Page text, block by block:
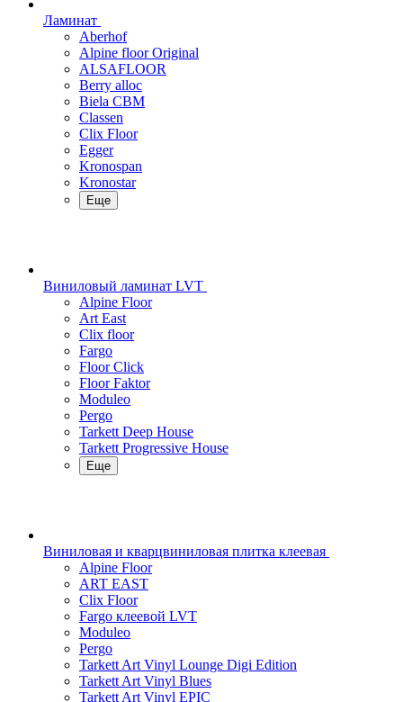
Ламинат
Aberhof
Alpine floor Original
ALSAFLOOR
Berry alloc
Biela CBM
Classen
Clix Floor
Egger
Kronospan
Kronostar
Еще
Виниловый ламинат LVT
Alpine Floor
Art East
Clix floor
Fargo
Floor Click
Floor Faktor
Moduleo
Pergo
Tarkett Deep House
Tarkett Progressive House
Еще
Виниловая и кварцвиниловая плитка клеевая
Alpine Floor
ART EAST
Clix Floor
Fargo клеевой LVT
Moduleo
Pergo
Tarkett Art Vinyl Lounge Digi Edition
Tarkett Art Vinyl Blues
Tarkett Art Vinyl EPIC